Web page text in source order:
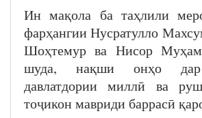
Ин мақола ба таҳлили
фарҳангии Нусратулло
Шоҳтемур ва Нисор
шуда, нақши онҳо дар
давлатдории миллӣ ва
тоҷикон мавриди баррасӣ